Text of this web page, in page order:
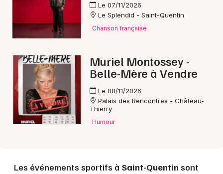
Le 07/11/2026
Le Splendid - Saint-Quentin
Chanson française
Muriel Montossey -
Belle-Mère à Vendre
Le 08/11/2026
Palais des Rencontres - Château-
Thierry
Humour
Les événements sportifs à Saint-Quentin sont